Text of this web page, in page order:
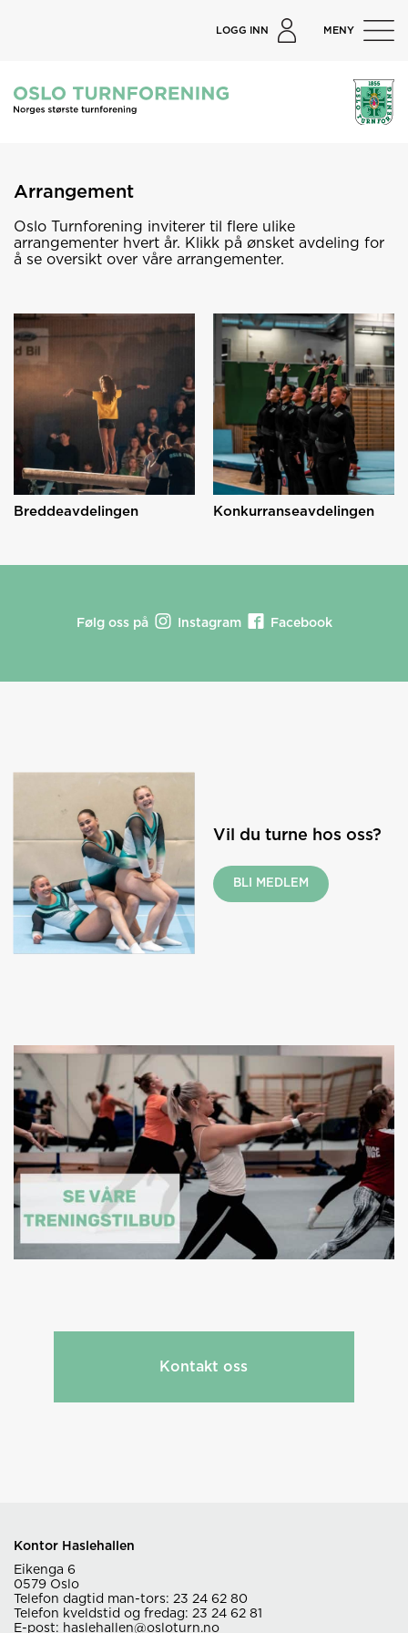
LOGG INN MENY
Arrangement
Oslo Turnforening inviterer til flere ulike
arrangementer hvert år. Klikk på ønsket avdeling for
å se oversikt over våre arrangementer.
Breddeavdelingen Konkurranseavdelingen
Følg oss på Instagram Facebook
Vil du turne hos oss?
BLI MEDLEM
Kontakt oss
Kontor Haslehallen
Eikenga 6
0579 Oslo
Telefon dagtid man-tors: 23 24 62 80
Telefon kveldstid og fredag: 23 24 62 81
E-post: haslehallen@osloturn.no